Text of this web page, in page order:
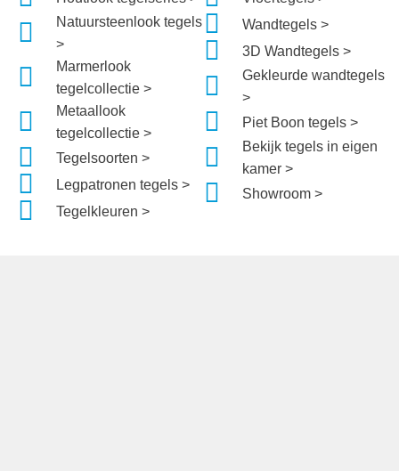
Natuursteenlook tegels
>
Marmerlook
tegelcollectie >
Metaallook
tegelcollectie >
Tegelsoorten >
Legpatronen tegels >
Tegelkleuren >
Wandtegels >
3D Wandtegels >
Gekleurde wandtegels
>
Piet Boon tegels >
Bekijk tegels in eigen
kamer >
Showroom >